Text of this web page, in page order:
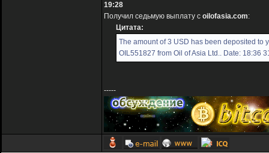
19:28
Получил седьмую выплату с oilofasia.com:
Цитата:
The amount of 3 USD has been deposited to
OIL551827 from Oil of Asia Ltd.. Date: 18:36
-----